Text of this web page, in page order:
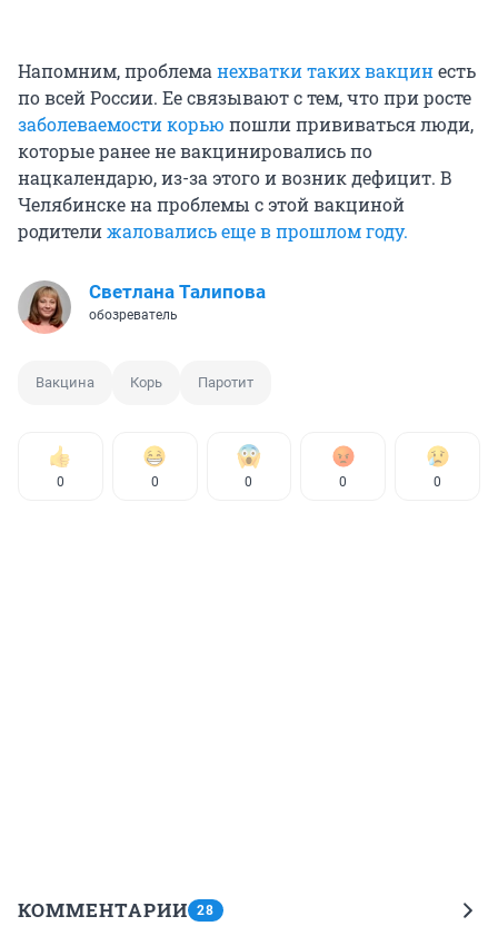
Напомним, проблеманехватки таких вакцинесть
по всей России. Ее связывают с тем, что при росте
заболеваемости корью пошли прививаться люди,
которые ранее не вакцинировались по
нацкалендарю, из-за этого и возник дефицит. В
Челябинске на проблемы с этой вакциной
родителижаловались еще в прошлом году.
Светлана Талипова
обозреватель
Вакцина Корь Паротит
0 0 0 0 0
КОММЕНТАРИИ 28